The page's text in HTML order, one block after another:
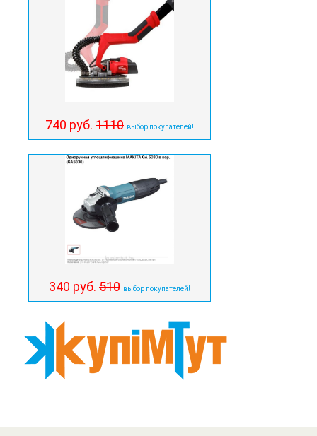
740 руб. 1110 выбор покупателей!
340 руб. 510 выбор покупателей!